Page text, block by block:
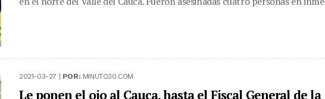
2021-03-27 | POR: MINUTO30.COM
Le ponen el ojo al Cauca, hasta el Fiscal General de la